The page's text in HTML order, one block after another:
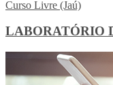
Curso Livre (Jaú)
LABORATÓRIO